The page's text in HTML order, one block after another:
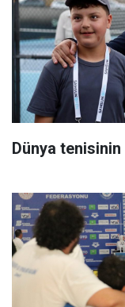
Dünya tenisinin